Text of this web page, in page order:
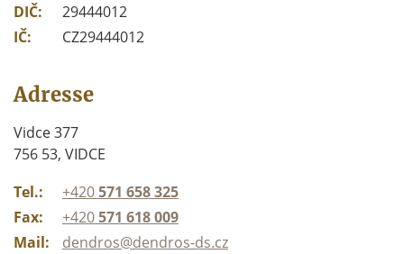
DIČ:
29444012
IČ:
CZ29444012
Adresse
Vidce 377
756 53, VIDCE
Tel.:
+420571 658 325
Fax:
+420571 618 009
Mail:
dendros@dendros-ds.cz